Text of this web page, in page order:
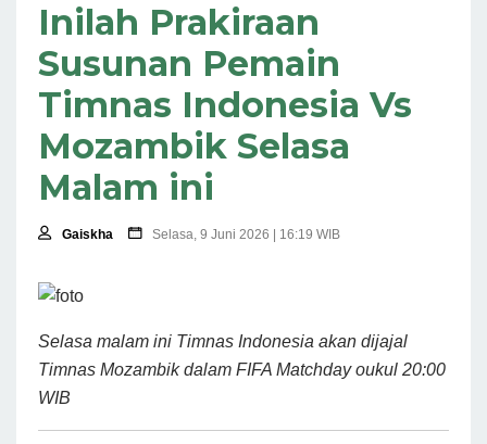
Inilah Prakiraan
Susunan Pemain
Timnas Indonesia Vs
Mozambik Selasa
Malam ini
Gaiskha Selasa, 9 Juni 2026 | 16:19 WIB
Selasa malam ini Timnas Indonesia akan dijajal
Timnas Mozambik dalam FIFA Matchday oukul 20:00
WIB